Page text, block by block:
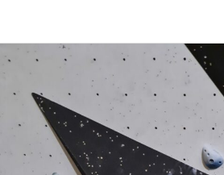
Bouldern
Führung:
Gipfelbeziehung